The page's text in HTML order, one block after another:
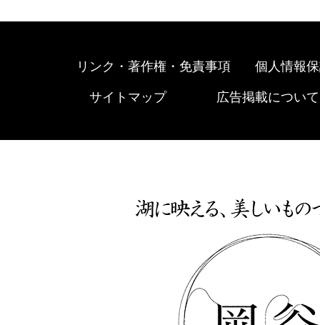
リンク・著作権・免責事項 個人情報
サイトマップ 広告掲載について